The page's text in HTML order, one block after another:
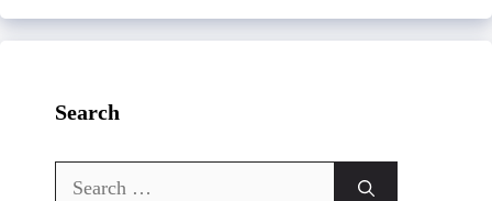
Search
Search